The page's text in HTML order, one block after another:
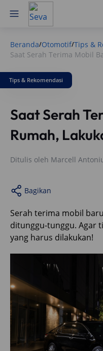
Beranda/Otomotif/Tips &
Saat Serah Terima Mobil
Tips & Rekomendasi
Saat Serah
Rumah,
Ditulis oleh Marcell
Bagikan
Serah terima mobil
ditunggu-tunggu. Agar
yang harus dilakukan!